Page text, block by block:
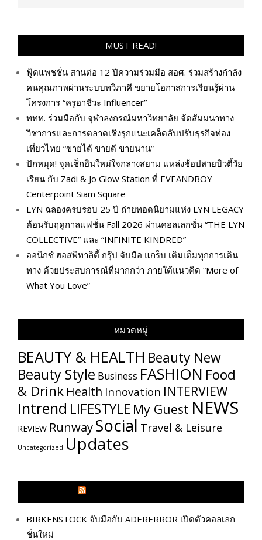
MUST READ!
ฟู้ดแพชชั่น สานต่อ 12 ปีความร่วมมือ สอศ. ร่วมสร้างกำลัง
คนคุณภาพผ่านระบบทวิภาคี ขยายโอกาสการเรียนรู้ผ่าน
โครงการ “ครูอาชีวะ Influencer”
ททท. ร่วมมือกับ จุฬาลงกรณ์มหาวิทยาลัย จัดสัมมนาทาง
วิชาการและการตลาดเชิงรุกแนะเคล็ดลับปรับธุรกิจท่อง
เที่ยวไทย “ขายได้ ขายดี ขายนาน”
ปักหมุด! จุดเช็กอินใหม่ใจกลางสยาม แหล่งช้อปสายบิวตี้วัย
เรียน กับ Zadi & Jo Glow Station ที่ EVEANDBOY
Centerpoint Siam Square
LYN ฉลองครบรอบ 25 ปี ถ่ายทอดนิยามแห่ง LYN LEGACY
ต้อนรับฤดูกาลแฟชั่น Fall 2026 ผ่านคอลเลกชั่น “THE LYN
COLLECTIVE” และ “INFINITE KINDRED”
ออนิกซ์ ฮอสพิทาลิตี้ กรุ๊ป จับมือ แกร็บ เติมเต็มทุกการเดิน
ทาง ด้วยประสบการณ์ที่มากกว่า ภายใต้แนวคิด “More of
What You Love”
หมวดหมู่
BEAUTY & HEALTH Beauty New
Beauty Style Business FASHION Food
& Drink Health Innovation INTERVIEW
Intrend LIFESTYLE My​ Guest NEWS
REVIEW RunwaySocial Travel & Leisure
Uncategorized Updates
BIRKENSTOCK จับมือกับ ADERERROR เปิดตัวคอลเลก
ชั่นใหม่